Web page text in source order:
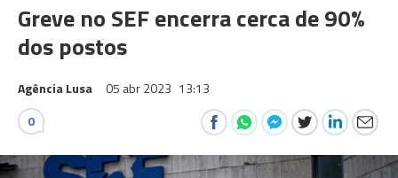
Greve no SEF encerra cerca de 90%
dos postos
Agência Lusa 05 abr 2023 13:13
0